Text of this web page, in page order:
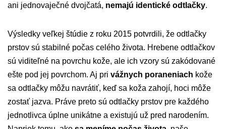
ani jednovaječné dvojčatá, nemajú identické odtlačky.
Výsledky veľkej štúdie z roku 2015 potvrdili, že odtlačky
prstov sú stabilné počas celého života. Hrebene odtlačkov
sú viditeľné na povrchu kože, ale ich vzory sú zakódované
ešte pod jej povrchom. Aj pri vážnych poraneniach kože
sa odtlačky môžu navrátiť, keď sa koža zahojí, hoci môže
zostať jazva. Práve preto sú odtlačky prstov pre každého
jednotlivca úplne unikátne a existujú už pred narodením.